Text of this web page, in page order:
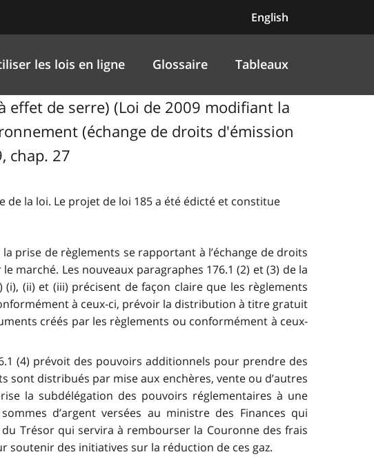
English
les lois en ligne Glossaire Tableaux
de serre) (Loi de 2009 modifiant la
(échange de droits d'émission
chap. 27
la loi. Le projet de loi 185 a été édicté et constitue
prise de règlements se rapportant à l’échange de droits
marché. Les nouveaux paragraphes 176.1 (2) et (3) de la
(ii) et (iii) précisent de façon claire que les règlements
à ceux-ci, prévoir la distribution à titre gratuit
créés par les règlements ou conformément à ceux-
(4) prévoit des pouvoirs additionnels pour prendre des
distribués par mise aux enchères, vente ou d’autres
la subdélégation des pouvoirs réglementaires à une
d’argent versées au ministre des Finances qui
Trésor qui servira à rembourser la Couronne des frais
soutenir des initiatives sur la réduction de ces gaz.